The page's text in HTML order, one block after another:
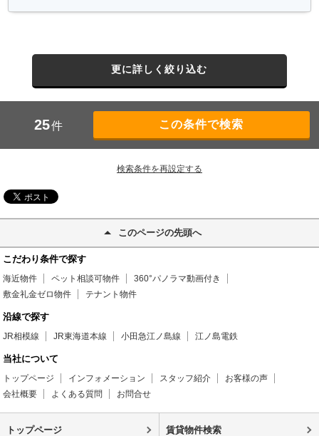
更に詳しく絞り込む
25件
検索条件を再設定する
このページの先頭へ
こだわり条件で探す
海近物件 ペット相談可物件
360°パノラマ動画付き
敷金礼金ゼロ物件
テナント物件
沿線で探す
JR相模線 JR東海道本線 小田急江ノ島線 江ノ島電鉄
当社について
トップページ インフォメーション スタッフ紹介
お客様の声
会社概要
よくある質問 お問合せ
トップページ 賃貸物件検索